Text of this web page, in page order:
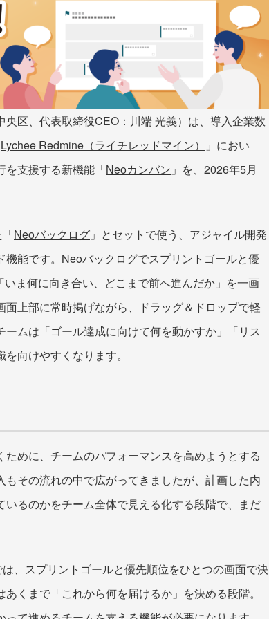
央区、代表取締役CEO：川端 光義）は、導入企業数
Lychee Redmine（ライチレッドマイン）
」におい
を支援する新機能「Neoカンバン 」を、2026年5月
Neoバックログ 」とセットで使う、アジャイル開発
能です。Neoバックログでスプリントゴールと優
ま何に向き合い、どこまで前へ進んだか」を一画
上部に常時掲げながら、ドラッグ＆ドロップで軽
ムは「ゴール達成に向けて何を動かすか」「リス
向けやすくなります。
めに、チームのパフォーマンスを高めようとする
その流れの中で広がってきましたが、計画した内
るのかをチーム全体で見える化する段階で、まだ
、スプリントゴールと優先順位をひとつの画面で決
くまで「これから何を届けるか」を決める段階。